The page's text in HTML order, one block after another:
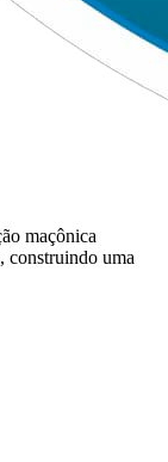
maçônica
construindo uma